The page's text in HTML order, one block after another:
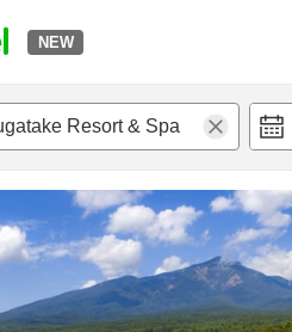
NEW
รีวิวไฮไลต์สิ่่งอำนวยความสะดวก